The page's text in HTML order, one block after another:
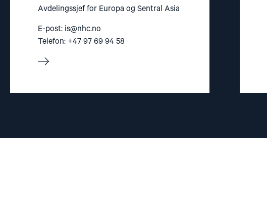
Avdelingssjef for Europa og Sentral Asia
E-post: is@nhc.no
Telefon: +47 97 69 94 58